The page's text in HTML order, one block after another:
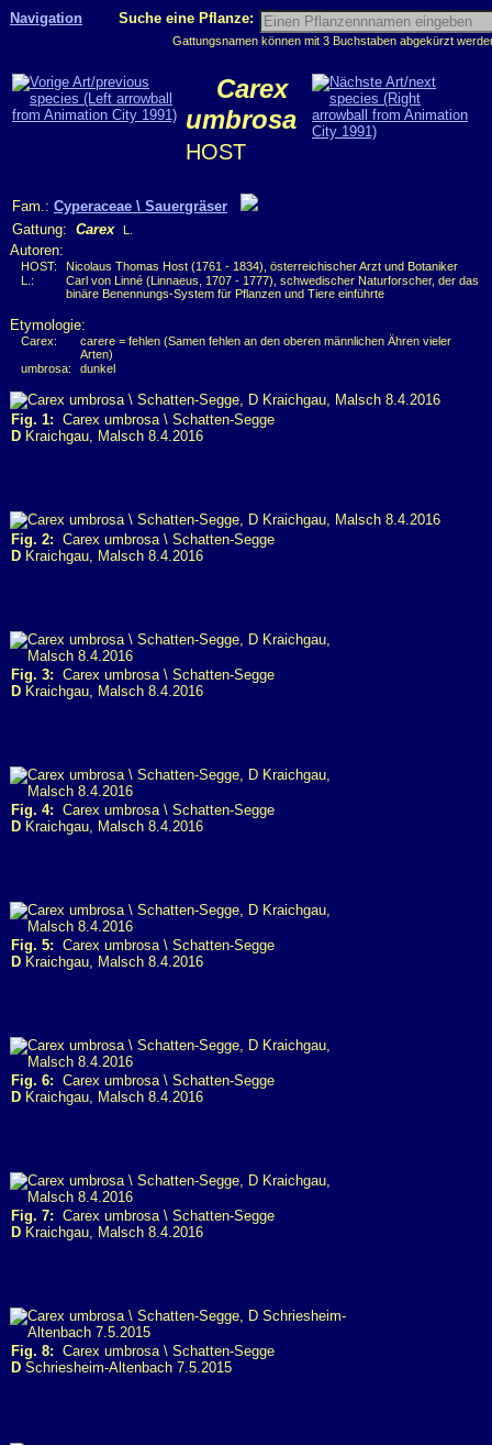
Navigation Suche eine Pflanze:
Gattungsnamen können mit 3 Buchstaben abgekürzt
Carex
umbrosa
HOST
Fam.: Cyperaceae \ Sauergräser
Gattung: Carex L.
Autoren:
HOST:
Nicolaus Thomas Host (1761 - 1834), österreichischer Arzt und Botaniker
L.:
Carl von Linné (Linnaeus, 1707 - 1777), schwedischer Naturforscher, der das
binäre Benennungs-System für Pflanzen und Tiere einführte
Etymologie:
Carex:
carere = fehlen (Samen fehlen an den oberen männlichen Ähren vieler
Arten)
umbrosa:
dunkel
Fig. 1: Carex umbrosa \ Schatten-Segge
D Kraichgau, Malsch 8.4.2016
Fig. 2: Carex umbrosa \ Schatten-Segge
D Kraichgau, Malsch 8.4.2016
Fig. 3: Carex umbrosa \ Schatten-Segge
D Kraichgau, Malsch 8.4.2016
Fig. 4: Carex umbrosa \ Schatten-Segge
D Kraichgau, Malsch 8.4.2016
Fig. 5: Carex umbrosa \ Schatten-Segge
D Kraichgau, Malsch 8.4.2016
Fig. 6: Carex umbrosa \ Schatten-Segge
D Kraichgau, Malsch 8.4.2016
Fig. 7: Carex umbrosa \ Schatten-Segge
D Kraichgau, Malsch 8.4.2016
Fig. 8: Carex umbrosa \ Schatten-Segge
D Schriesheim-Altenbach 7.5.2015